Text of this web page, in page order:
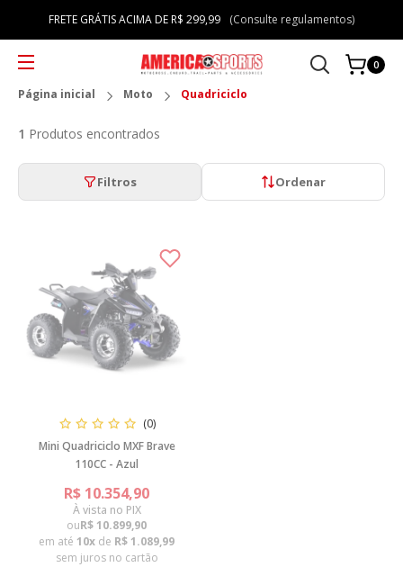
FRETE GRÁTIS ACIMA DE R$ 299,99 (Consulte regulamentos)
0
Página inicial Moto Quadriciclo
1 Produtos encontrados
Filtros Ordenar
(0)
Mini Quadriciclo MXF Brave
110CC - Azul
R$ 10.354,90
À vista no PIX
ouR$ 10.899,90
em até 10x de R$ 1.089,99
sem juros no cartão